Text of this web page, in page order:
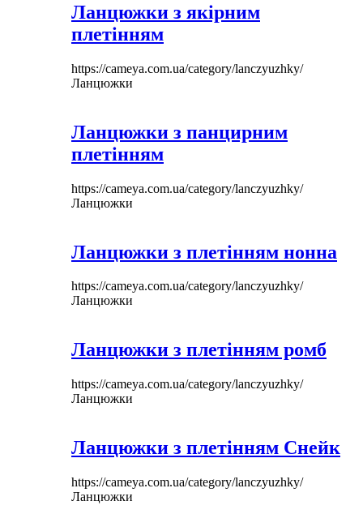
Ланцюжки з якірним
плетінням
https://cameya.com.ua/category/lanczyuzhky/
Ланцюжки
Ланцюжки з панцирним
плетінням
https://cameya.com.ua/category/lanczyuzhky/
Ланцюжки
Ланцюжки з плетінням нонна
https://cameya.com.ua/category/lanczyuzhky/
Ланцюжки
Ланцюжки з плетінням ромб
https://cameya.com.ua/category/lanczyuzhky/
Ланцюжки
Ланцюжки з плетінням Снейк
https://cameya.com.ua/category/lanczyuzhky/
Ланцюжки